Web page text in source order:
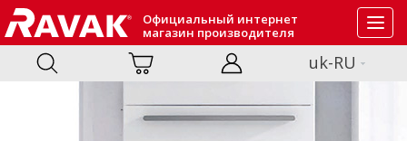
Официальный интернет
магазин производителя
uk-RU